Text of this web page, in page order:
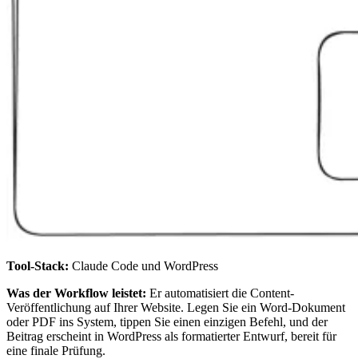
Tool-Stack: Claude Code und WordPress
Was der Workflow leistet: Er automatisiert die Content-
Veröffentlichung auf Ihrer Website. Legen Sie ein Word-Dokument
oder PDF ins System, tippen Sie einen einzigen Befehl, und der
Beitrag erscheint in WordPress als formatierter Entwurf, bereit für
eine finale Prüfung.